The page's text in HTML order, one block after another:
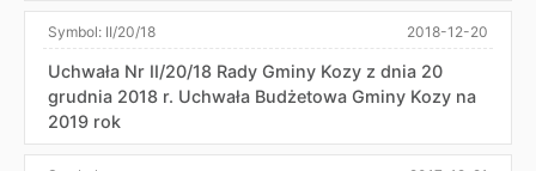
Symbol: II/20/18 2018-12-20
Uchwała Nr II/20/18 Rady Gminy Kozy z dnia 20
grudnia 2018 r. Uchwała Budżetowa Gminy Kozy na
2019 rok